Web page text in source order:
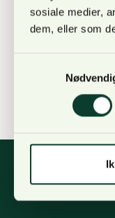
sosiale medier,
dem, eller som
Det
til utendørs
forhold